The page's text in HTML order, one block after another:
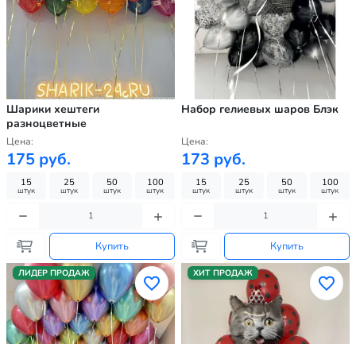
Шарики хештеги
разноцветные
Цена:
175 руб.
15
штук
25
штук
50
штук
100
штук
Купить
Набор гелиевых шаров Блэк
Цена:
173 руб.
15
штук
25
штук
50
штук
100
штук
Купить
ЛИДЕР ПРОДАЖ ХИТ ПРОДАЖ